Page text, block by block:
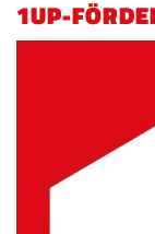
1UP-